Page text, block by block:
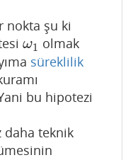
nokta şu ki
ω1
ω1 olmak
süreklilik
bu hipotezi
daha teknik